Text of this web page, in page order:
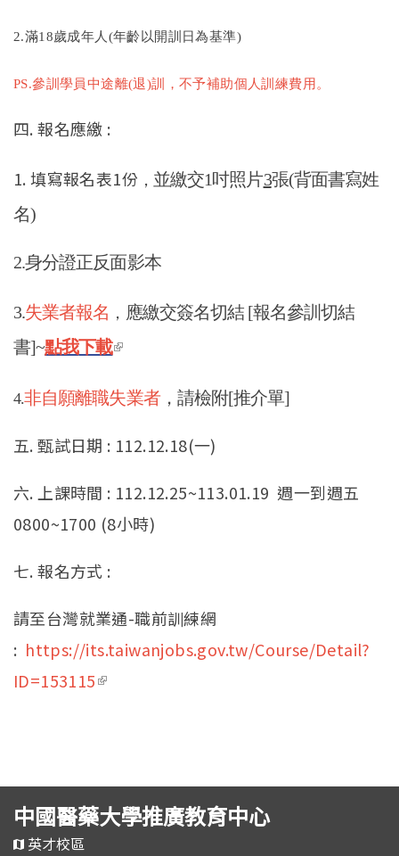
2.滿18歲成年人(年齡以開訓日為基準)
PS.參訓學員中途離(退)訓，不予補助個人訓練費用。
四. 報名應繳 :
1. 填寫報名表1份 ， 並繳交1吋照片3張(背面書寫姓
名)
2.身分證正反面影本
3.失業者報名 ， 應繳交簽名切結 [報名參訓切結
書]~點我下載
4.非自願離職失業者，請檢附[推介單]
五. 甄試日期 : 112.12.18(一)
六. 上課時間 : 112.12.25~113.01.19 週一到週五
0800~1700 (8小時)
七. 報名方式 :
請至台灣就業通-職前訓練網
: https://its.taiwanjobs.gov.tw/Course/Detail?
ID=153115(link is external)
中國醫藥大學推廣教育中心
英才校區